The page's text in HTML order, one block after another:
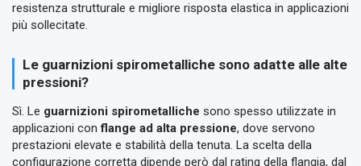
resistenza strutturale e migliore risposta elastica in applicazioni
più sollecitate.
Le guarnizioni spirometalliche sono adatte alle alte
pressioni?
Sì. Le guarnizioni spirometalliche sono spesso utilizzate in
applicazioni conflange ad alta pressione, dove servono
prestazioni elevate e stabilità della tenuta. La scelta della
configurazione corretta dipende però dal rating della flangia, dal